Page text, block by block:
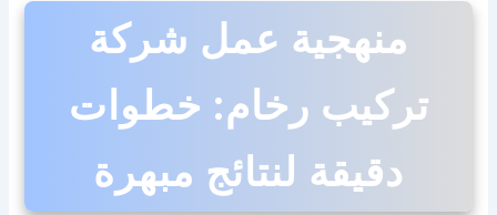
منهجية عمل شركة
تركيب رخام: خطوات
دقيقة لنتائج مبهرة